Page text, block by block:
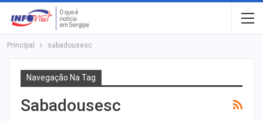
Principal sabadousesc
Navegação Na Tag
Sabadousesc